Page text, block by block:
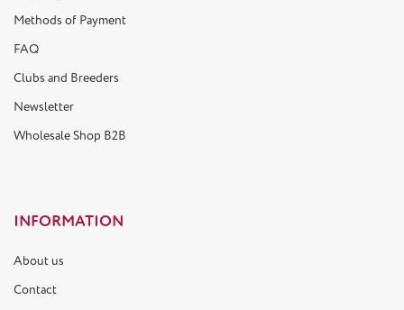
Methods of Payment
FAQ
Clubs and Breeders
Newsletter
Wholesale Shop B2B
INFORMATION
About us
Contact